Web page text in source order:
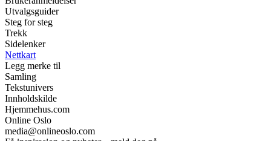
Utvalgsguider
Steg for steg
Trekk
Sidelenker
Nettkart
Legg merke til
Samling
Tekstunivers
Innholdskilde
Hjemmehus.com
Online Oslo
media@onlineoslo.com